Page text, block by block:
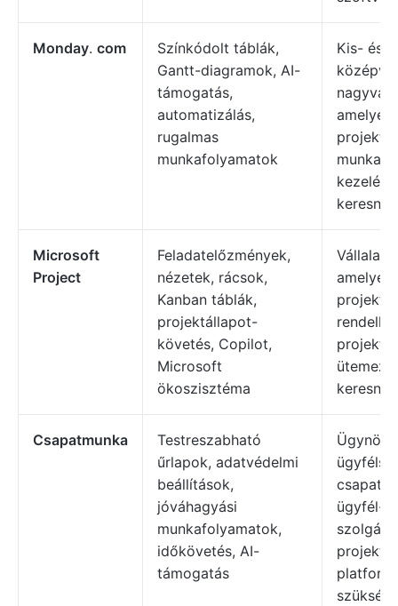
Monday. com
Színkódolt táblák,
Gantt-diagramok, AI-
támogatás,
automatizálás,
rugalmas
munkafolyamatok
Kis- és
amelyek
projekt-
kezelési
Microsoft
Project
Feladatelőzmények,
nézetek, rácsok,
Kanban táblák,
projektállapot-
követés, Copilot,
Microsoft
ökoszisztéma
Csapatmunka
Testreszabható
űrlapok, adatvédelmi
beállítások,
jóváhagyási
munkafolyamatok,
időkövetés, AI-
támogatás
ügyfél-